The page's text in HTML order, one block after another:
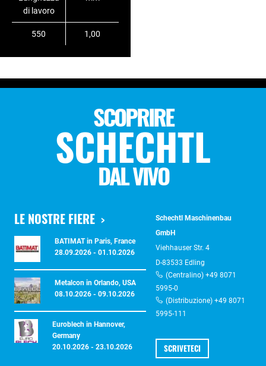
di lavoro
550 1,00
SCOPRIRE
SCHECHTL
DAL VIVO
LE NOSTRE FIERE
BATIMAT in Paris, France
28.09.2026 - 01.10.2026
Metalcon in Orlando, USA
08.10.2026 - 09.10.2026
Euroblech in Hannover,
Germany
20.10.2026 - 23.10.2026
Schechtl Maschinenbau
GmbH
Viehhauser Str. 4
D-83533 Edling
(Centralino) +49 8071
5995-0
(Distribuzione) +49 8071
5995-111
SCRIVETECI